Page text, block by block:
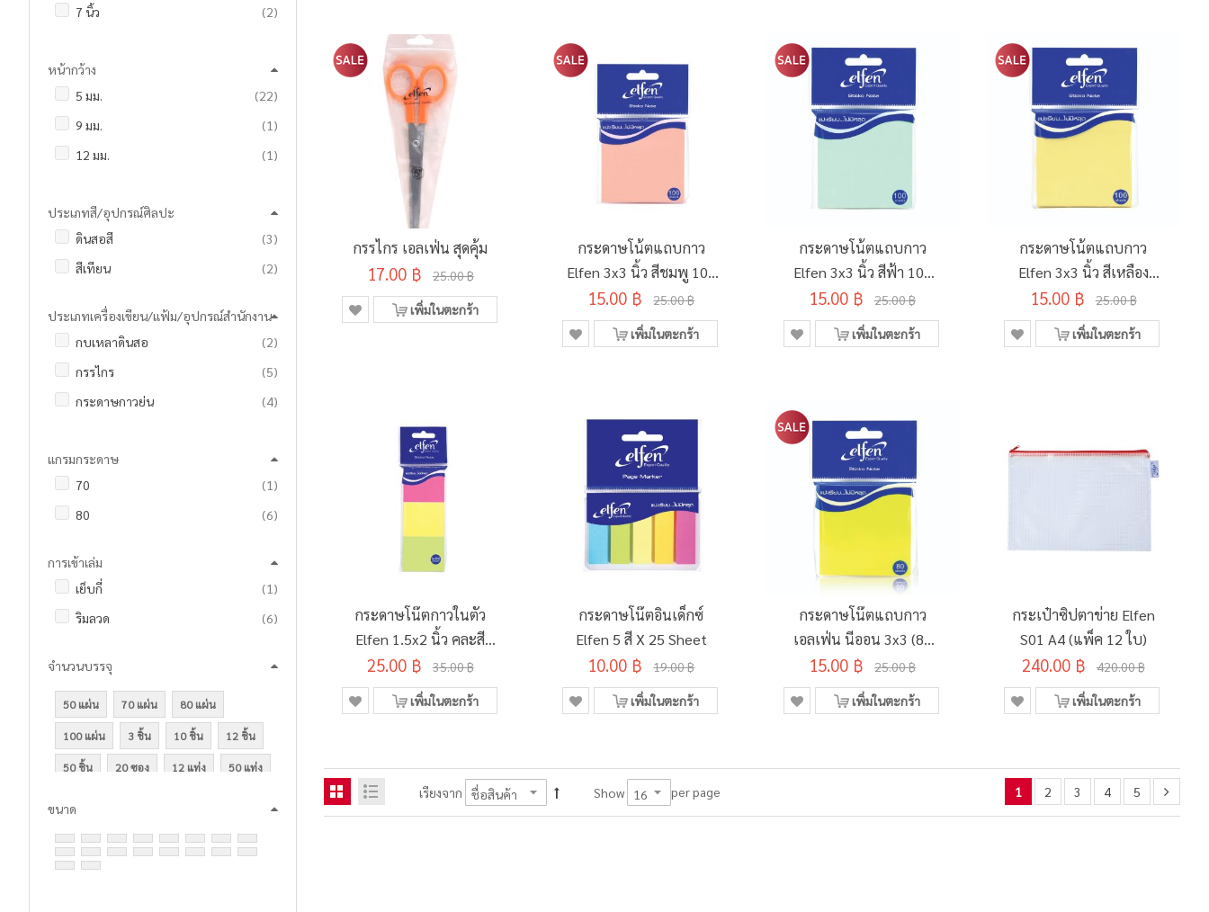
กรรไกร เอลเฟ่น สุดคุ้ม
17.00 ฿ 25.00 ฿
เพิ่มในตะกร้า
กระดาษโน้ตแถบกาว
Elfen 3x3 นิ้ว สีชมพู 100
แผ่น
15.00 ฿ 25.00 ฿
เพิ่มในตะกร้า
กระดาษโน้ตแถบกาว
Elfen 3x3 นิ้ว สีฟ้า 100
แผ่น
15.00 ฿ 25.00 ฿
เพิ่มในตะกร้า
กระดาษโน้ตแถบกาว
Elfen 3x3 นิ้ว สีเหลือง
100 แผ่น
15.00 ฿ 25.00 ฿
เพิ่มในตะกร้า
กระดาษโน๊ตกาวในตัว
Elfen 1.5x2 นิ้ว คละสี
นีออน 3 สี X 100 แผ่น
25.00 ฿ 35.00 ฿
เพิ่มในตะกร้า
กระดาษโน๊ตอินเด็กซ์
Elfen 5 สี X 25 Sheet
10.00 ฿ 19.00 ฿
เพิ่มในตะกร้า
กระดาษโน๊ตแถบกาว
เอลเฟ่น นีออน 3x3 (80
แผ่น)
15.00 ฿ 25.00 ฿
เพิ่มในตะกร้า
กระเป๋าซิปตาข่าย Elfen
S01 A4 (แพ็ค 12 ใบ)
240.00 ฿ 420.00 ฿
เพิ่มในตะกร้า
เรียงจาก Show per page 1 2 3 4 5
7 นิ้ว
2รายการ
9 นิ้ว
1ชิ้น
6 เมตร
16รายการ
20 หลา
7รายการ
40 หลา
1ชิ้น
หน้ากว้าง
5 มม.
22รายการ
9 มม.
1 ชิ้น
12 มม.
1 ชิ้น
24 มม.
2รายการ
36 มม.
1ชิ้น
48 มม.
3รายการ
ประเภทสี/อุปกรณ์ศิลปะ
ดินสอสี
3รายการ
สีเทียน
2รายการ
ประเภทเครื่องเขียน/แฟ้ม/อุปกรณ์สำนักงาน
กบเหลาดินสอ
2รายการ
กรรไกร
5รายการ
กระดาษกาวย่น
4รายการ
กระดาษโน้ตแถบกาว
1ชิ้น
ขี้ผึ้งนับแบงค์
1ชิ้น
คลิปดำ
5รายการ
เครื่องเจาะ
เครื่องเย็บ
ดินสอ
7รายการ
ดินสอกด และ ไส้ดินสอ
เทปกาวสองหน้า
เทปปิดกล่อง
1
1ชิ้น
ปากกาเจล
แกรมกระดาษ
70
1 ชิ้น
80
6รายการ
การเข้าเล่ม
เย็บกี่
1 ชิ้น
ริมลวด
6รายการ
จำนวนบรรจุ
50 แผ่น 70 แผ่น 80 แผ่น
100 แผ่น 3 ชิ้น 10 ชิ้น 12 ชิ้น
50 ชิ้น 20 ซอง 12 แท่ง 50 แท่ง
ขนาด